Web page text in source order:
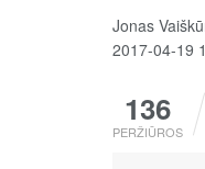
Jonas
2017-04-19
136
PERŽIŪROS